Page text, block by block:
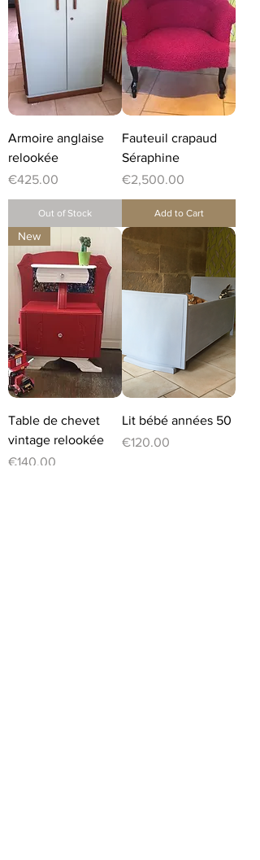
Armoire anglaise
relookée
Price
€425.00
Out of Stock
Fauteuil crapaud
Séraphine
Price
€2,500.00
Add to Cart
New
Table de chevet
vintage relookée
Price
€140.00
Lit bébé années 50
Price
€120.00